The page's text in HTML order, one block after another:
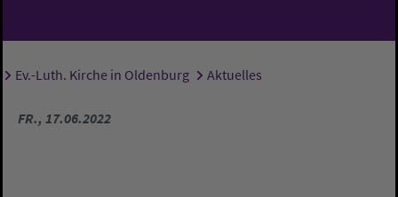
Sie sind hier:
Ev.-Luth. Kirche in Oldenburg Aktuelles
FR., 17.06.2022